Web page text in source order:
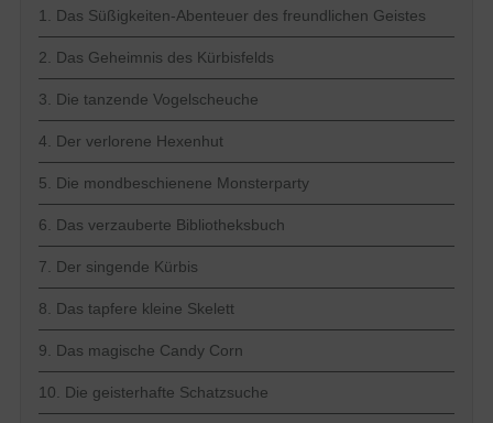
1. Das Süßigkeiten-Abenteuer des freundlichen Geistes
2. Das Geheimnis des Kürbisfelds
3. Die tanzende Vogelscheuche
4. Der verlorene Hexenhut
5. Die mondbeschienene Monsterparty
6. Das verzauberte Bibliotheksbuch
7. Der singende Kürbis
8. Das tapfere kleine Skelett
9. Das magische Candy Corn
10. Die geisterhafte Schatzsuche